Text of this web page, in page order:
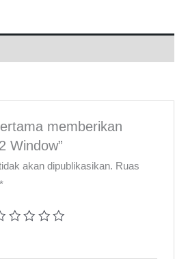
memberikan
Window”
akan dipublikasikan. Ruas
*